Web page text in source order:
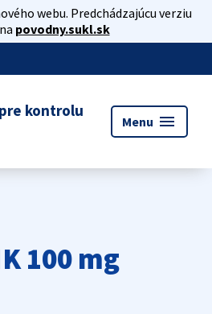
webu. Predchádzajúcu verziu
povodny.sukl.sk
kontrolu
Menu menu
100 mg